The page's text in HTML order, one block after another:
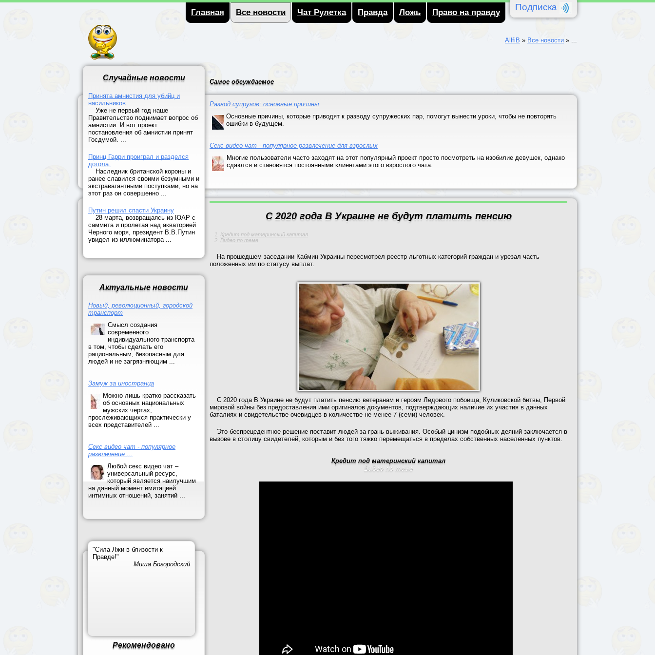
Подписка
Главная Все новости Чат Рулетка Правда Ложь Право на правду
AllfiB » Все новости » ...
Случайные новости
Принята амнистия для убийц и
насильников
Уже не первый год наше
Правительство поднимает вопрос об
амнистии. И вот проект
постановления об амнистии принят
Госдумой. ...
Принц Гарри проиграл и разделся
догола.
Наследник британской короны и
ранее славился своими безумными и
экстравагантными поступками, но на
этот раз он совершенно ...
Путин решил спасти Украину
28 марта, возвращаясь из ЮАР с
саммита и пролетая над акваторией
Черного моря, президент В.В.Путин
увидел из иллюминатора ...
Актуальные новости
Новый, революционный, городской
транспорт
Смысл создания
современного
индивидуального транспорта
в том, чтобы сделать его
рациональным, безопасным для
людей и не загрязняющим ...
Замуж за иностранца
Можно лишь кратко рассказать
об основных национальных
мужских чертах,
прослеживающихся практически у
всех представителей ...
Секс видео чат - популярное
развлечение ...
Любой секс видео чат –
универсальный ресурс,
который является наилучшим
на данный момент имитацией
интимных отношений, занятий ...
"Сила Лжи в близости к
Правде!"
Миша Богородский
Рекомендовано
Самое обсуждаемое
Развод супругов: основные причины
Основные причины, которые приводят к разводу супружеских пар, помогут вынести уроки, чтобы не повторять
ошибки в будущем.
Секс видео чат - популярное развлечение для взрослых
Многие пользователи часто заходят на этот популярный проект просто посмотреть на изобилие девушек, однако
сдаются и становятся постоянными клиентами этого взрослого чата.
С 2020 года В Украине не будут платить пенсию
Кредит под материнский капитал
Видео по теме
На прошедшем заседании Кабмин Украины пересмотрел реестр льготных категорий граждан и урезал часть
положенных им по статусу выплат.
С 2020 года В Украине не будут платить пенсию ветеранам и героям Ледового побоища, Куликовской битвы, Первой
мировой войны без предоставления ими оригиналов документов, подтверждающих наличие их участия в данных
баталиях и свидетельстве очевидцев в количестве не менее 7 (семи) человек.
Это беспрецедентное решение поставит людей за грань выживания. Особый цинизм подобных деяний заключается в
вызове в столицу свидетелей, которым и без того тяжко перемещаться в пределах собственных населенных пунктов.
Кредит под материнский капитал
Видео по теме